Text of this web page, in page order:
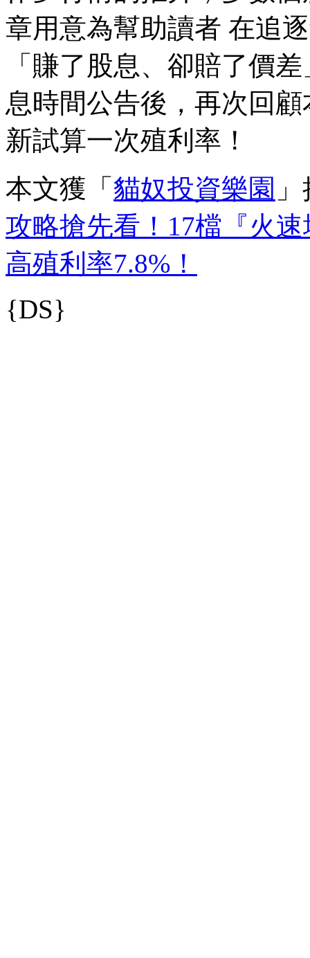
章用意為幫助讀者 在追
「賺了股息、卻賠了價
息時間公告後，再次回
新試算一次殖利率！
本文獲「 貓奴投資樂園
攻略搶先看！17檔『火
高殖利率7.8%！
{DS}